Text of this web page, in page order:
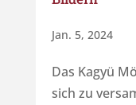
Jan. 5, 2024
Das Kagyü
sich zu